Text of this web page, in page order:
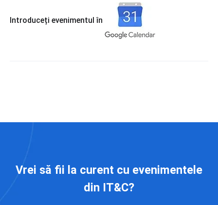
Introduceți evenimentul în
Vrei să fii la curent cu evenimentele
din IT&C?